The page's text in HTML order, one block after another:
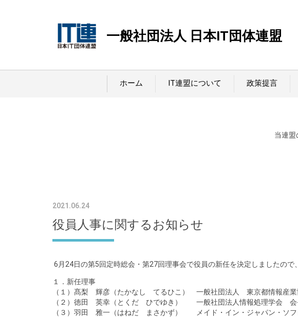
一般社団法人 日本IT団体連盟
ホーム IT連盟について 政策提言
当連盟
2021.06.24
役員人事に関するお知らせ
6月24日の第5回定時総会・第27回理事会で役員の新任を決定しましたので
１．新任理事
（１）髙梨 輝彦（たかなし てるひこ） 一般社団法人 東京都情報産
（２）徳田 英幸（とくだ ひでゆき） 一般社団法人情報処理学会 会
（３）羽田 雅一（はねだ まさかず） メイド・イン・ジャパン・ソフ